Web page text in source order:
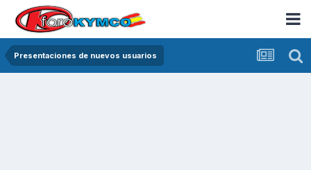
Presentaciones de nuevos usuarios